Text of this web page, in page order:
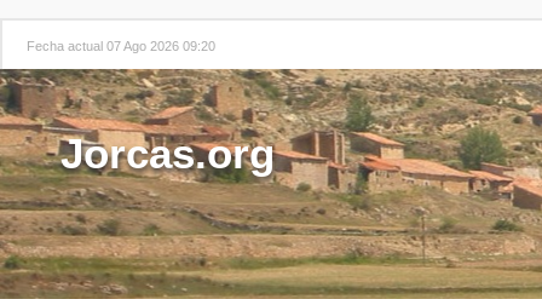
Fecha actual 07 Ago 2026 09:20
Jorcas.org